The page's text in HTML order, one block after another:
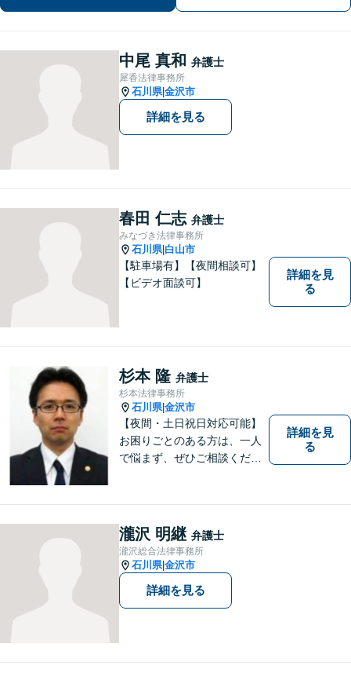
中尾 真和 弁護士
犀香法律事務所
石川県|金沢市
詳細を見る
春田 仁志 弁護士
みなづき法律事務所
石川県| 白山市
【駐車場有】【夜間相談可】
【ビデオ面談可】
詳細を見
る
杉本 隆 弁護士
杉本法律事務所
石川県|金沢市
【夜間・土日祝日対応可能】
お困りごとのある方は、一人
で悩まず、ぜひご相談くださ
さい（相談料：１時間５5００
円(税込））
詳細を見
る
瀧沢 明継 弁護士
瀧沢総合法律事務所
石川県|金沢市
詳細を見る